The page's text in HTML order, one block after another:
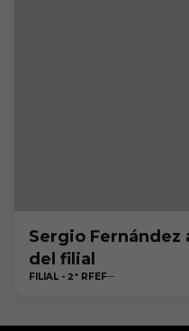
Sergio Fernández
del filial
FILIAL - 2ª RFEF